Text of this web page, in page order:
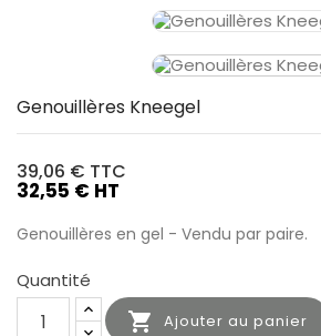
Genouillères Kneegel
39,06 € TTC
32,55 € HT
Genouillères en gel - Vendu par paire.
Quantité
 Ajouter au panier